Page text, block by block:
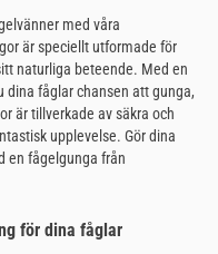
med våra
är speciellt utformade för
naturliga beteende. Med en
dina fåglar chansen att gunga,
är tillverkade av säkra och
upplevelse. Gör dina
en fågelgunga från
för dina fåglar